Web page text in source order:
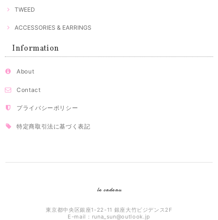
TWEED
ACCESSORIES & EARRINGS
Information
About
Contact
プライバシーポリシー
特定商取引法に基づく表記
le cadeau
東京都中央区銀座1-22-11 銀座大竹ビジデンス2F
E-mail： runa_sun@outlook.jp